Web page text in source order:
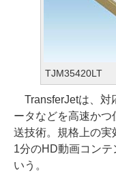
TJM35420LT
TransferJetは、対
ータなどを高速か
送技術。規格上の実
1分のHD動画コンテ
いう。